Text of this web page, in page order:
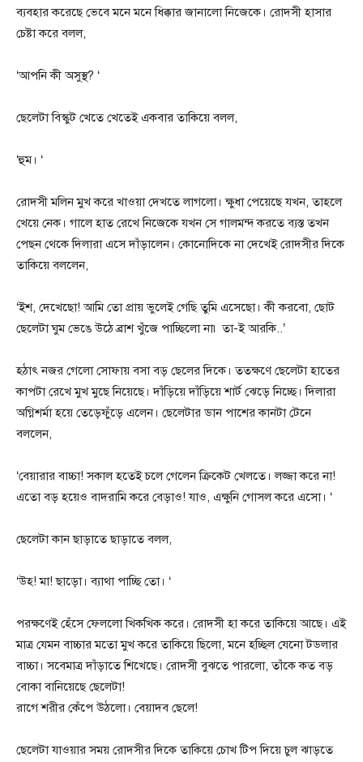
ব্যবহার করেছে ভেবে মনে মনে ধিক্কার জানালো নিজেকে। রোদসী হাসার
চেষ্টা করে বলল,
‘আপনি কী অসুস্থ? ‘
ছেলেটা বিস্কুট খেতে খেতেই একবার তাকিয়ে বলল,
‘হুম। ‘
রোদসী মলিন মুখ করে খাওয়া দেখতে লাগলো। ক্ষুধা পেয়েছে যখন, তাহলে
খেয়ে নেক। গালে হাত রেখে নিজেকে যখন সে গালমন্দ করতে ব্যস্ত তখন
পেছন থেকে দিলারা এসে দাঁড়ালেন। কোনোদিকে না দেখেই রোদসীর দিকে
তাকিয়ে বললেন,
‘ইশ, দেখেছো! আমি তো প্রায় ভুলেই গেছি তুমি এসেছো। কী করবো, ছোট
ছেলেটা ঘুম ভেঙে উঠে ব্রাশ খুঁজে পাচ্ছিলো না৷ তা-ই আরকি..’
হঠাৎ নজর গেলো সোফায় বসা বড় ছেলের দিকে। ততক্ষণে ছেলেটা হাতের
কাপটা রেখে মুখ মুছে নিয়েছে। দাঁড়িয়ে দাঁড়িয়ে শার্ট ঝেড়ে নিচ্ছে। দিলারা
অগ্নিশর্মা হয়ে তেড়েফুঁড়ে এলেন। ছেলেটার ডান পাশের কানটা টেনে
বললেন,
‘বেয়ারার বাচ্চা! সকাল হতেই চলে গেলেন ক্রিকেট খেলতে। লজ্জা করে না!
এতো বড় হয়েও বাদরামি করে বেড়াও! যাও, এক্ষুনি গোসল করে এসো। ‘
ছেলেটা কান ছাড়াতে ছাড়াতে বলল,
‘উহ! মা! ছাড়ো। ব্যাথা পাচ্ছি তো। ‘
পরক্ষণেই হেঁসে ফেললো খিকখিক করে। রোদসী হা করে তাকিয়ে আছে। এই
মাত্র যেমন বাচ্চার মতো মুখ করে তাকিয়ে ছিলো, মনে হচ্ছিল যেনো টডলার
বাচ্চা। সবেমাত্র দাঁড়াতে শিখেছে। রোদসী বুঝতে পারলো, তাঁকে কত বড়
বোকা বানিয়েছে ছেলেটা!
রাগে শরীর কেঁপে উঠলো। বেয়াদব ছেলে!
ছেলেটা যাওয়ার সময় রোদসীর দিকে তাকিয়ে চোখ টিপ দিয়ে চুল ঝাড়তে